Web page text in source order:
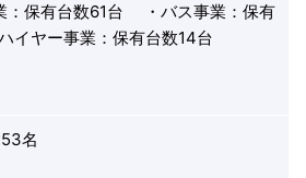
：保有台数61台 ・バス事業：保有
ヤー事業：保有台数14台
名